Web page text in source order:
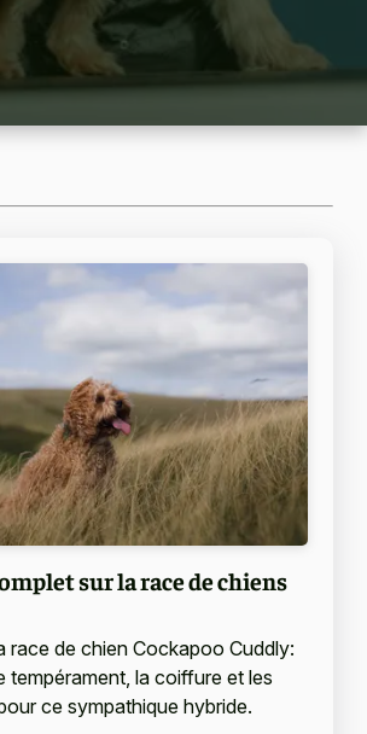
sur la race de chiens
race de chien Cockapoo Cuddly:
tempérament, la coiffure et les
ce sympathique hybride.